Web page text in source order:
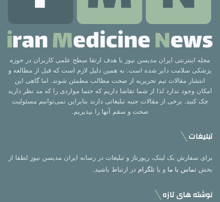
مجله اینترنتی ایران مدیسن نیوز با هدف ارتقا سطح علمی کاربران در حوزه
پزشکی سلامت دایر شده است. به همین دلیل لازم است که قبل از مطالعه و
انتشار مقالات تیم تحریریه از صحت مطالب مطمئن شوند. اما گاهی این
امکان وجود ندارد لذا از شما تقاضا داریم که حتما مواردی را که مد نظر دارید
چک کنید. برخی از مقالات جنبه تبلیغاتی دارند بنابراین نمی‌توانیم مسئولیت
صحت و سقم آنها را بپذیریم.
تبلیغات
برای سفارش بک لینک، رپورتاژ و تبلیغات در رسانه ایران مدیسن نیوز لطفا از
بخش تماس با ما و یا تلگرام در ارتباط باشید.
نوشته های تازه